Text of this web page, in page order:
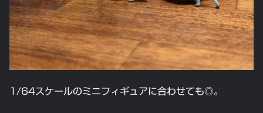
1/64スケールのミニフィギュアに合わせても◎。